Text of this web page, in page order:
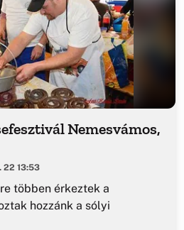
Nemesvámos,
22 13:53
többen érkeztek a
hozzánk a sólyi